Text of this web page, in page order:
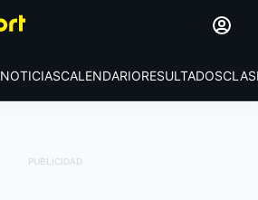
NOTICIASCALENDARIORESULTADOS